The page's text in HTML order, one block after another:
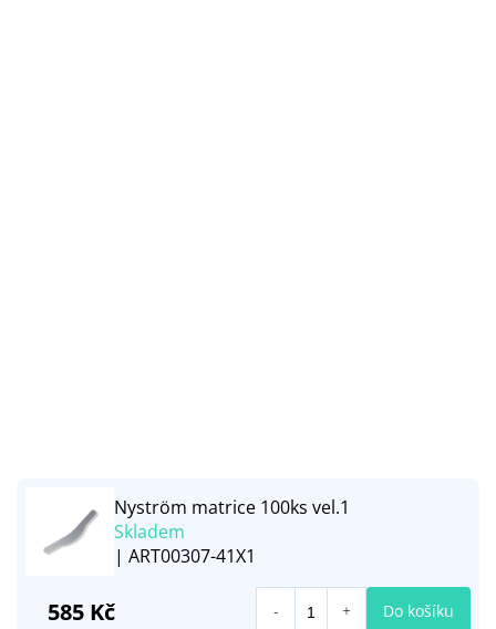
Nyström matrice 100ks vel.1
Skladem
| ART00307-41X1
585 Kč Do košíku